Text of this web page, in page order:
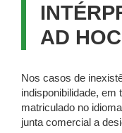
AD HOC
Nos casos de
indisponibilidade, em
matriculado no
junta comercial a